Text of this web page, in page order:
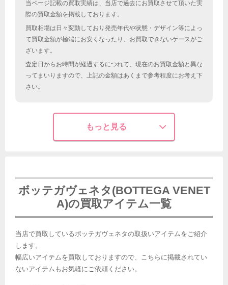
当ページ記載の買取実績は、当店で過去にお買取させて頂いた実
際の買取金額を掲載しております。
買取相場は日々変動しており発売年代や状態・デザイン等によっ
て買取金額が極端にお安くなったり、お買取できないケースがご
ざいます。
査定日からお時間が経過するにつれて、現在のお買取金額と異な
ってまいりますので、上記の金額はあくまで参考程度にお考え下
さい。
もっと見る
ボッテガヴェネタ(BOTTEGA VENET
A)の買取アイテム一覧
当店で買取しているボッテガヴェネタの取扱いアイテムをご紹介
します。
幅広いアイテムを買取しておりますので、こちらに掲載されてい
ないアイテムもお気軽にご依頼ください。